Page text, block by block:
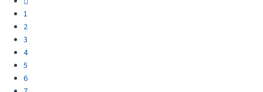
1
2
3
4
5
6